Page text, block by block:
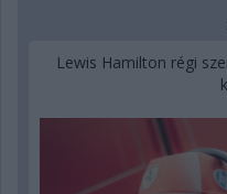
Lewis Hamilton régi